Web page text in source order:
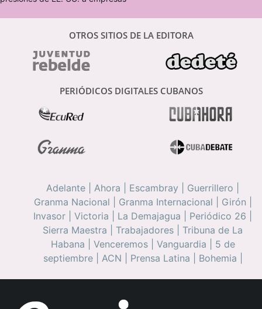
OTROS SITIOS DE LA EDITORA
PERIÓDICOS DIGITALES CUBANOS
Adelante Ahora Escambray Guerrillero
Granma Nacional
Granma Internacional Girón
Invasor
Victoria La Demajagua Periódico 26
Sierra Maestra
Trabajadores
Tribuna de La
Habana
Venceremos| Vanguardia
5 de
septiembre| ACN Prensa Latina Bohemia